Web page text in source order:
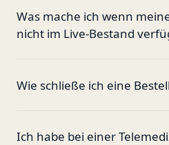
Was mache ich wenn
nicht im Live-Bestand
Wie schließe ich eine
Ich habe bei einer